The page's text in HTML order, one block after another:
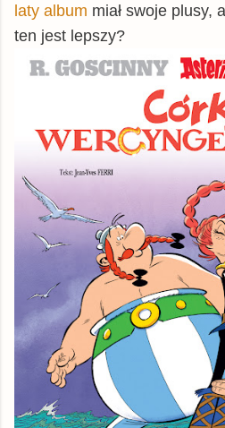
laty album miał swoje plusy,
ten jest lepszy?